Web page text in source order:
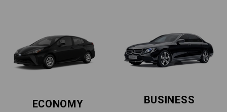
ECONOMY BUSINESS